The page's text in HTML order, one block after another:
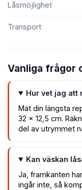
Låsmöjlighet
Transport
Vanliga frågor
Hur vet jag att
Mät din längsta
32 × 12,5 cm.
del av utrymmet
Kan väskan
Ja, framkanten
ingår inte, så